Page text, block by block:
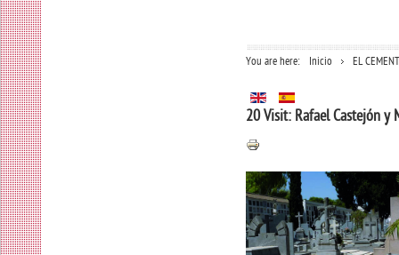
You are here: Inicio EL
20 Visit: Rafael Castejón y